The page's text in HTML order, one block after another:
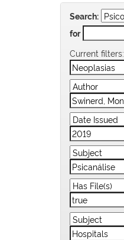
Search:
for
Current filters: